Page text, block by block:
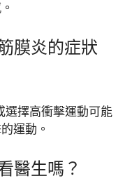
膜炎的症狀
選擇高衝擊運動可能
運動。
醫生嗎？